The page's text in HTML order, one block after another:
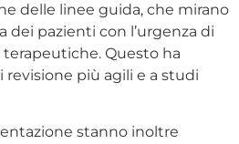
delle linee guida, che mirano
dei pazienti con l’urgenza di
Questo ha
più agili e a studi
stanno inoltre